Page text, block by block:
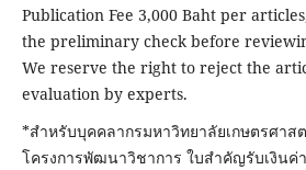
Publication Fee 3,000 Baht per
the preliminary check before
We reserve the right to reject the
evaluation by experts.
*สำหรับบุคคลากรมหาวิทยาลัยเกษตรศาส
โครงการพัฒนาวิชาการ ใบสำคัญรับเงินค่